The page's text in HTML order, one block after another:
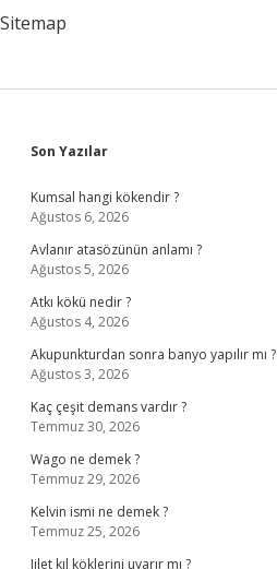
Sitemap
Sidebar
Son Yazılar
Kumsal hangi kökendir ?
Ağustos 6, 2026
Avlanır atasözünün anlamı ?
Ağustos 5, 2026
Atkı kökü nedir ?
Ağustos 4, 2026
Akupunkturdan sonra banyo yapılır mı ?
Ağustos 3, 2026
Kaç çeşit demans vardır ?
Temmuz 30, 2026
Wago ne demek ?
Temmuz 29, 2026
Kelvin ismi ne demek ?
Temmuz 25, 2026
Jilet kıl köklerini uyarır mı ?